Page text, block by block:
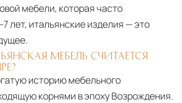
мебели, которая часто
лет, итальянские изделия — это
МЕБЕЛЬ СЧИТАЕТСЯ
историю мебельного
корнями в эпоху Возрождения.